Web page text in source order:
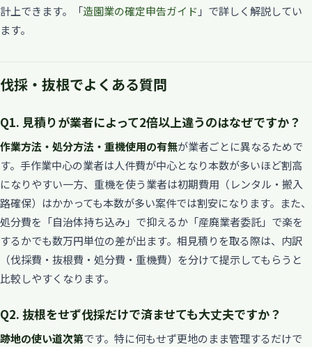
計上できます。「造園業の確定申告ガイド 」で詳しく解説してい
ます。
伐採・抜根でよくある質問
Q1. 見積りが業者によって2倍以上違うのはなぜですか？
作業方法・処分方法・重機使用の有無が業者ごとに異なるためで
す。手作業中心の業者は人件費が中心となり本数が多いほど割高
になりやすい一方、重機を使う業者は初期費用（レンタル・搬入
路確保）はかかっても本数が多い案件では割安になります。また、
処分費を「自治体持ち込み」で抑えるか「産廃業者委託」で楽を
するかでも数万円単位の差が出ます。相見積りを取る際は、内訳
（伐採費・抜根費・処分費・重機費）を分けて提示してもらうと
比較しやすくなります。
Q2. 抜根をせず伐採だけで済ませても大丈夫ですか？
跡地の使い道次第です。特に何もせず更地のまま管理するだけで